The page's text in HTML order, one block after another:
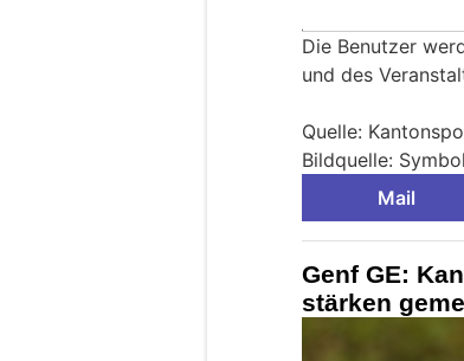
Die Benutzer
und des
Quelle:
Bildquelle:
Mail
Genf GE:
stärken